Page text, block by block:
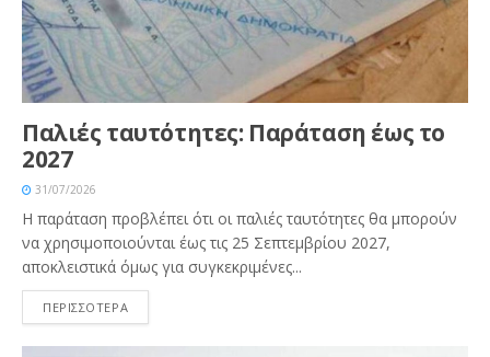
Παλιές ταυτότητες: Παράταση έως το
2027
31/07/2026
Η παράταση προβλέπει ότι οι παλιές ταυτότητες θα μπορούν
να χρησιμοποιούνται έως τις 25 Σεπτεμβρίου 2027,
αποκλειστικά όμως για συγκεκριμένες...
ΠΕΡΙΣΣΟΤΕΡΑ